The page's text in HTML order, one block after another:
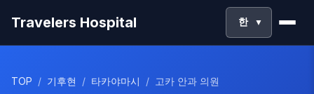
Travelers Hospital 한 ▼
TOP / 기후현 / 타카야마시 / 고카 안과 의원